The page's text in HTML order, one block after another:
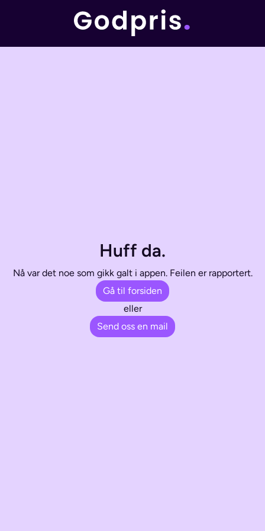
Huff da.
Nå var det noe som gikk galt i appen. Feilen er rapportert.
Gå til forsiden
eller
Send oss en mail